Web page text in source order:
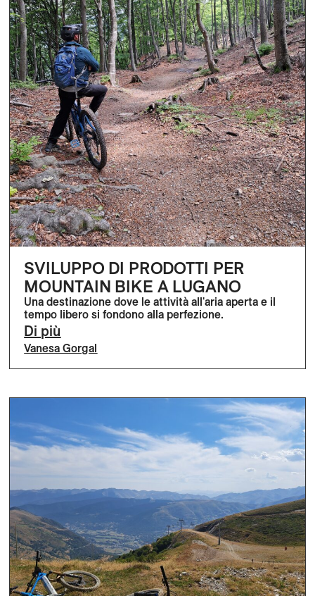
SVILUPPO DI PRODOTTI PER
MOUNTAIN BIKE A LUGANO
Una destinazione dove le attività all'aria aperta e il
tempo libero si fondono alla perfezione.
Di più
Vanesa Gorgal